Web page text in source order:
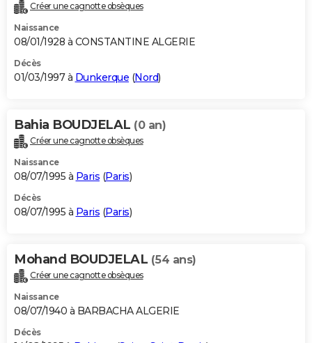
Créer une cagnotte obsèques
Naissance
08/01/1928 à CONSTANTINE ALGERIE
Décès
01/03/1997 à Dunkerque (Nord)
Bahia BOUDJELAL (0 an)
Créer une cagnotte obsèques
Naissance
08/07/1995 à Paris (Paris)
Décès
08/07/1995 à Paris (Paris)
Mohand BOUDJELAL (54 ans)
Créer une cagnotte obsèques
Naissance
08/07/1940 à BARBACHA ALGERIE
Décès